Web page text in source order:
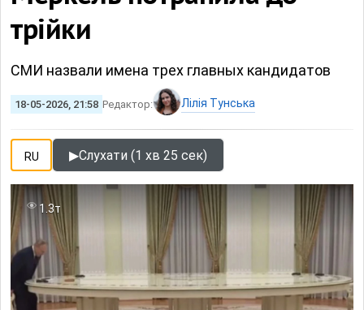
трійки
СМИ назвали имена трех главных кандидатов
18-05-2026, 21:58 Редактор: Лілія Тунська
RU ▶Слухати (1 хв 25 сек)
1.3т